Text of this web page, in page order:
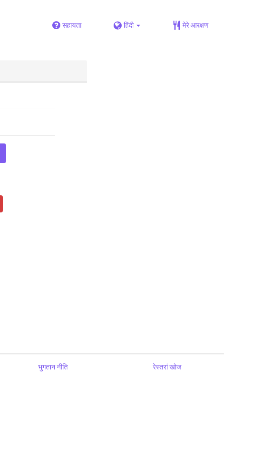
सहायता हिंदी मेरे आरक्षण
भुगतान नीति रेस्तरां खोज